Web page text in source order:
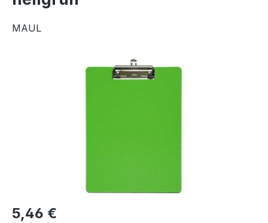
MAUL
Bildergalerie überspringen
Regulärer Preis:
5,46 €